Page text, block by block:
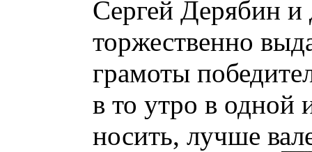
Сергей Дерябин и
торжественно
грамоты
в то утро в одной
носить, лучше